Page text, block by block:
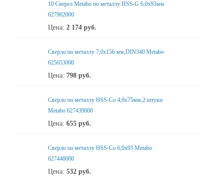
10 Сверел Metabo по металлу HSS-G 6,0x93мм
627902000
Цена: 2 174 руб.
Сверло по металлу 7,0x156 мм,DIN340 Metabo
625053000
Цена: 798 руб.
Сверло по металлу HSS-Co 4,0x75мм,2 штуки
Metabo 627439000
Цена: 655 руб.
Сверло по металлу HSS-Co 6,0x93 Metabo
627448000
Цена: 532 руб.